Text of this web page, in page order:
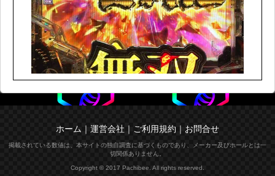
ホーム ｜ 運営会社 ｜ ご利用規約 ｜ お問合せ
掲載されている数値は、本サイトの独自調査に基づくものであり、メーカー及びホールとは一
切関係ありません。
Copyright © 2017 Pachibee. All rights reserved.